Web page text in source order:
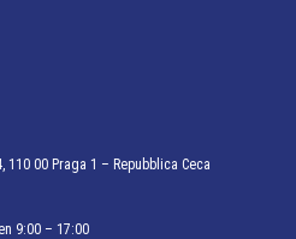
110 00 Praga 1 – Repubblica Ceca
9:00 – 17:00